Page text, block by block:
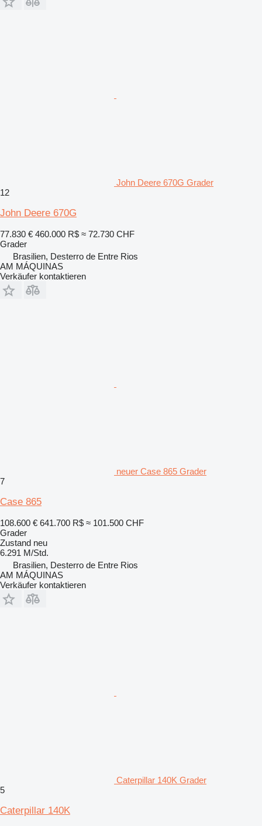
John Deere 670G Grader
12
John Deere 670G
77.830 € 460.000 R$ ≈ 72.730 CHF
Grader
Brasilien, Desterro de Entre Rios
AM MÁQUINAS
Verkäufer kontaktieren
neuer Case 865 Grader
7
Case 865
108.600 € 641.700 R$ ≈ 101.500 CHF
Grader
Zustand neu
6.291 M/Std.
Brasilien, Desterro de Entre Rios
AM MÁQUINAS
Verkäufer kontaktieren
Caterpillar 140K Grader
5
Caterpillar 140K